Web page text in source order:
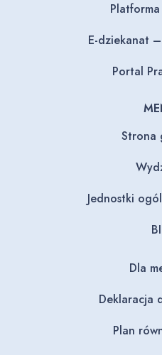
E-dziekanat
Portal
Strona
Jednostki
Dla
Deklaracja
Plan